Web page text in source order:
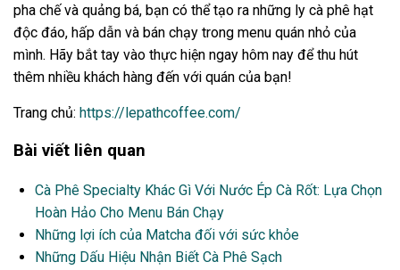
pha chế và quảng bá, bạn có thể tạo ra những ly cà phê hạt
độc đáo, hấp dẫn và bán chạy trong menu quán nhỏ của
mình. Hãy bắt tay vào thực hiện ngay hôm nay để thu hút
thêm nhiều khách hàng đến với quán của bạn!
Trang chủ: https://lepathcoffee.com/
Bài viết liên quan
Cà Phê Specialty Khác Gì Với Nước Ép Cà Rốt: Lựa Chọn
Hoàn Hảo Cho Menu Bán Chạy
Những lợi ích của Matcha đối với sức khỏe
Những Dấu Hiệu Nhận Biết Cà Phê Sạch